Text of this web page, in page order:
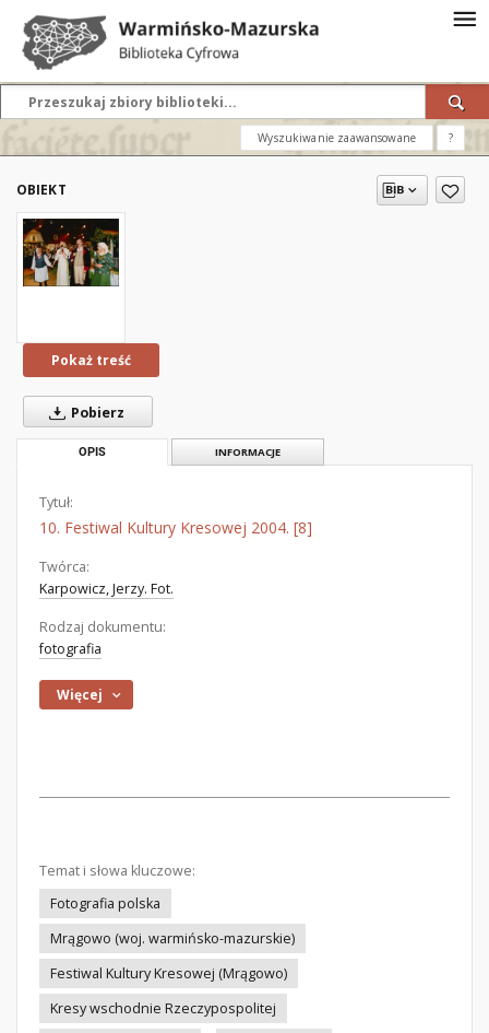
Wyszukiwanie zaawansowane ?
OBIEKT
Pokaż treść
Pobierz
OPIS INFORMACJE
Tytuł:
10. Festiwal Kultury Kresowej 2004. [8]
Twórca:
Karpowicz, Jerzy. Fot.
Rodzaj dokumentu:
fotografia
Więcej
Temat i słowa kluczowe:
Fotografia polska
Mrągowo (woj. warmińsko-mazurskie)
Festiwal Kultury Kresowej (Mrągowo)
Kresy wschodnie Rzeczypospolitej